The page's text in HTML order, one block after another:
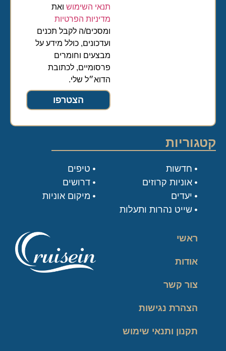
תנאי השימושואת
מדיניות הפרטיות
ומסכים/ה לקבל תכנים
ועדכונים, כולל מידע על
מבצעים וחומרים
פרסומיים, לכתובת
הדוא״ל שלי.
הצטרפו
ראשי
אודות
צור קשר
הצהרת נגישות
תקנון ותנאי שימוש
קטגוריות
טיפים
דרושים
מיקום אוניות
חדשות
אוניות קרוזים
יעדים
שייט נהרות ותעלות